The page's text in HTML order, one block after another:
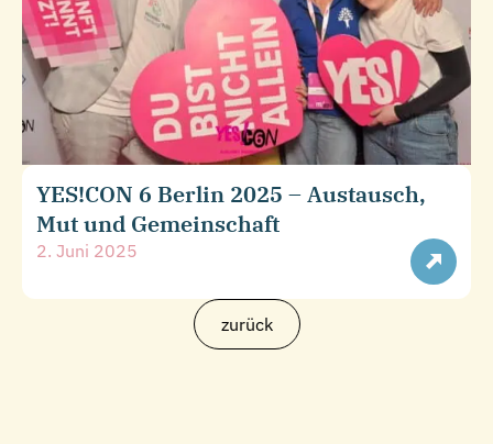
YES!CON 6 Berlin 2025 – Austausch,
Mut und Gemeinschaft
2. Juni 2025
zurück